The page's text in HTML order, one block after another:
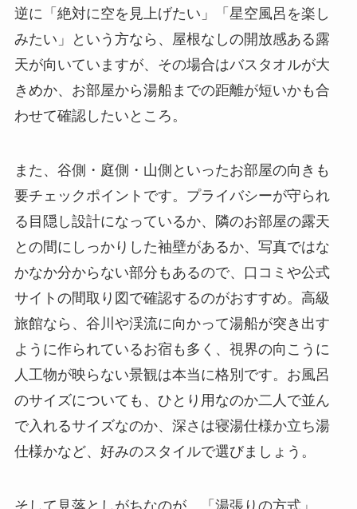
逆に「絶対に空を見上げたい」「星空風呂を楽し
みたい」という方なら、屋根なしの開放感ある露
天が向いていますが、その場合はバスタオルが大
きめか、お部屋から湯船までの距離が短いかも合
わせて確認したいところ。
また、谷側・庭側・山側といったお部屋の向きも
要チェックポイントです。プライバシーが守られ
る目隠し設計になっているか、隣のお部屋の露天
との間にしっかりした袖壁があるか、写真ではな
かなか分からない部分もあるので、口コミや公式
サイトの間取り図で確認するのがおすすめ。高級
旅館なら、谷川や渓流に向かって湯船が突き出す
ように作られているお宿も多く、視界の向こうに
人工物が映らない景観は本当に格別です。お風呂
のサイズについても、ひとり用なのか二人で並ん
で入れるサイズなのか、深さは寝湯仕様か立ち湯
仕様かなど、好みのスタイルで選びましょう。
そして見落としがちなのが、「湯張りの方式」。